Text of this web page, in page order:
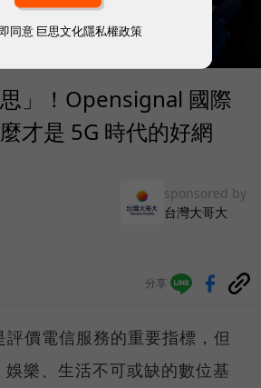
」！Opensignal 國際
才是 5G 時代的好網
sponsored by
台灣大哥大
分享
價電信服務的重要指標，但
樂、生活不可或缺的數位基
同意 巨思文化隱私權政策